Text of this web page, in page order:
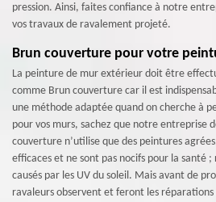
pression. Ainsi, faites confiance à notre
vos travaux de ravalement projeté.
Brun couverture pour votre
La peinture de mur extérieur doit être
comme Brun couverture car il est
une méthode adaptée quand on cherche à
pour vos murs, sachez que notre entreprise
couverture n’utilise que des peintures
efficaces et ne sont pas nocifs pour la santé
causés par les UV du soleil. Mais avant de
ravaleurs observent et feront les